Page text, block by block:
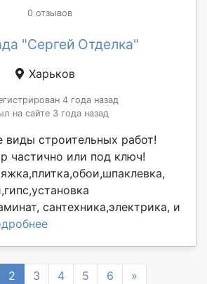
0 отзывов
"Сергей Отделка"
Харьков
4 года назад
на сайте 3 года назад
виды строительных работ!
частично или под ключ!
сантехника,электрика, и
2 3 4 5 6 »